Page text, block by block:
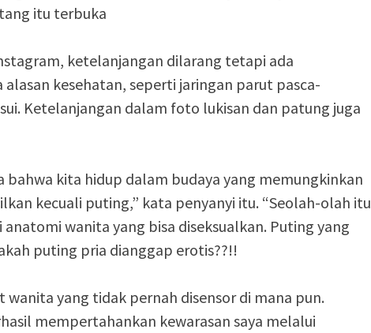
itu terbuka
ketelanjangan dilarang tetapi ada
kesehatan, seperti jaringan parut pasca-
Ketelanjangan dalam foto lukisan dan patung juga
bahwa kita hidup dalam budaya yang memungkinkan
kecuali puting,” kata penyanyi itu. “Seolah-olah itu
wanita yang bisa diseksualkan. Puting yang
puting pria dianggap erotis??!!
yang tidak pernah disensor di mana pun.
mempertahankan kewarasan saya melalui